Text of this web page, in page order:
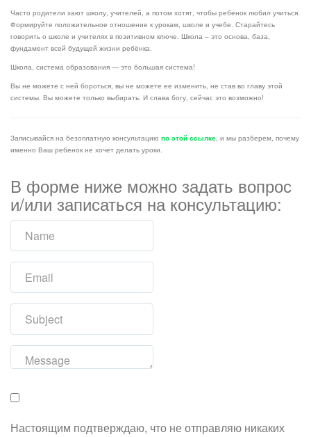
Часто родители хают школу, учителей, а потом хотят, чтобы ребенок любил учиться.
Формируйте положительное отношение к урокам, школе и учебе. Старайтесь
говорить о школе и учителях в позитивном ключе. Школа – это основа, база,
фундамент всей будущей жизни ребёнка.
Школа, система образования — это большая система!
Вы не можете с ней бороться, вы не можете ее изменить, не став во главу этой
системы. Вы можете только выбирать. И слава богу, сейчас это возможно!
Записывайся на безоплатную консультацию по этой ссылке, и мы разберем, почему
именно Ваш ребенок не хочет делать уроки.
В форме ниже можно задать вопрос
и/или записаться на консультацию:
Настоящим подтверждаю, что не отправляю никаких